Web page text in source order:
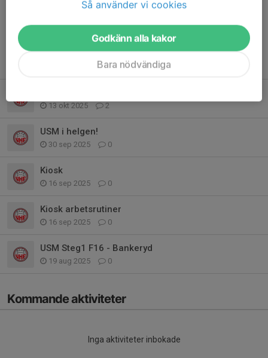
Läs mer
13 okt 2025 2
USM i helgen!
30 sep 2025 0
Kiosk
16 sep 2025 0
Kiosk arbetsrutiner
16 sep 2025 0
USM Steg1 F16 - Bankeryd
19 aug 2025 0
Kommande aktiviteter
Inga aktiviteter inbokade
Så använder vi cookies
Godkänn alla kakor
Bara nödvändiga